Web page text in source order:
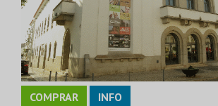
COMPRAR INFO